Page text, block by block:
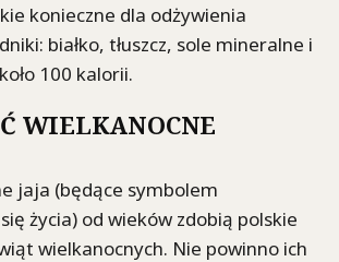
konieczne dla odżywienia
białko, tłuszcz, sole mineralne i
100 kalorii.
WIELKANOCNE
jaja (będące symbolem
życia) od wieków zdobią polskie
wielkanocnych. Nie powinno ich